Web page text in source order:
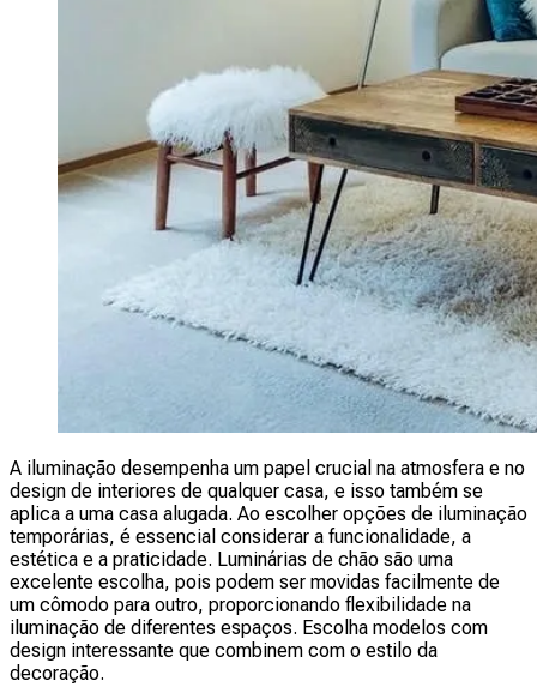
A iluminação desempenha um papel crucial na atmosfera e no
design de interiores de qualquer casa, e isso também se
aplica a uma casa alugada. Ao escolher opções de iluminação
temporárias, é essencial considerar a funcionalidade, a
estética e a praticidade. Luminárias de chão são uma
excelente escolha, pois podem ser movidas facilmente de
um cômodo para outro, proporcionando flexibilidade na
iluminação de diferentes espaços. Escolha modelos com
design interessante que combinem com o estilo da
decoração.